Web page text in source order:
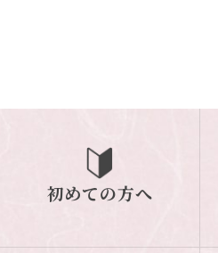
初めての方へ